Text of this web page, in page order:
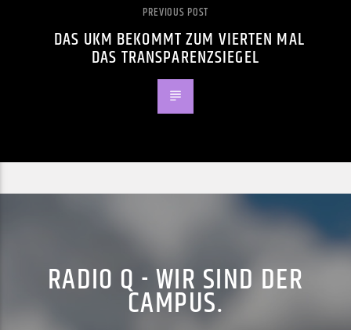
PREVIOUS POST
DAS UKM BEKOMMT ZUM VIERTEN MAL
DAS TRANSPARENZSIEGEL
RADIO Q - WIR SIND DER
CAMPUS.